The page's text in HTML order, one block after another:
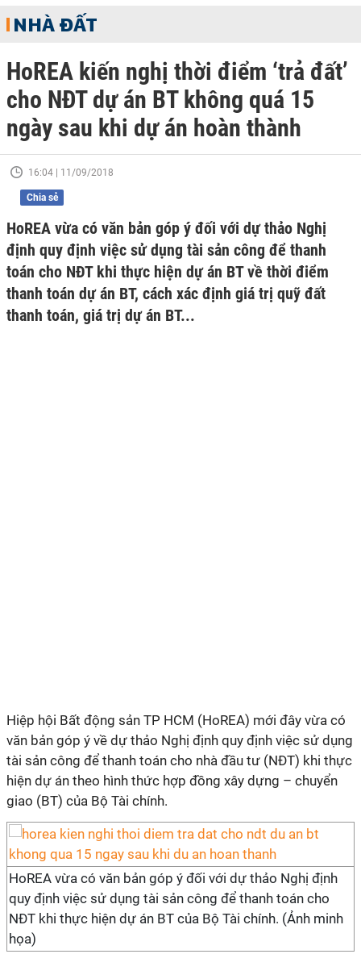
NHÀ ĐẤT
HoREA kiến nghị thời điểm ‘trả đất’
cho NĐT dự án BT không quá 15
ngày sau khi dự án hoàn thành
16:04 | 11/09/2018
Chia sẻ
HoREA vừa có văn bản góp ý đối với dự thảo Nghị
định quy định việc sử dụng tài sản công để thanh
toán cho NĐT khi thực hiện dự án BT về thời điểm
thanh toán dự án BT, cách xác định giá trị quỹ đất
thanh toán, giá trị dự án BT...
Hiệp hội Bất động sản TP HCM (HoREA) mới đây vừa có
văn bản góp ý về dự thảo Nghị định quy định việc sử dụng
tài sản công để thanh toán cho nhà đầu tư (NĐT) khi thực
hiện dự án theo hình thức hợp đồng xây dựng – chuyển
giao (BT) của Bộ Tài chính.
HoREA vừa có văn bản góp ý đối với dự thảo Nghị định
quy định việc sử dụng tài sản công để thanh toán cho
NĐT khi thực hiện dự án BT của Bộ Tài chính. (Ảnh minh
họa)